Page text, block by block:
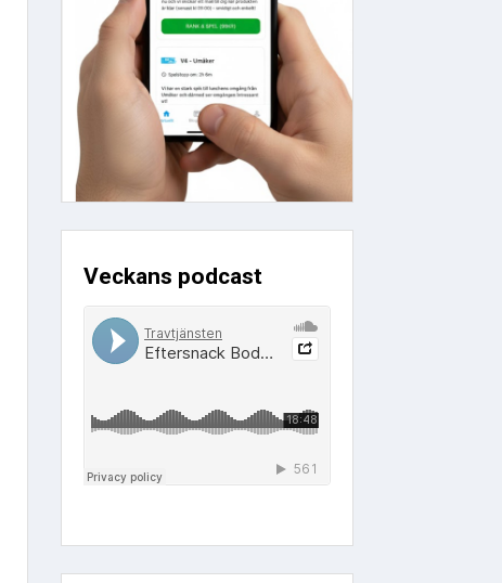
Veckans podcast